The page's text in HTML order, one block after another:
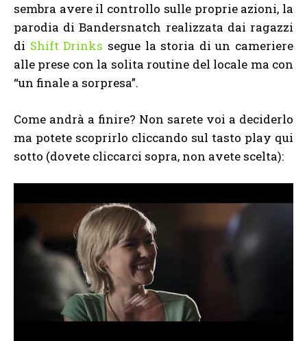
sembra avere il controllo sulle proprie azioni, la
parodia di Bandersnatch realizzata dai ragazzi
di Shift Drinks segue la storia di un cameriere
alle prese con la solita routine del locale ma con
“un finale a sorpresa”.
Come andrà a finire? Non sarete voi a deciderlo
ma potete scoprirlo cliccando sul tasto play qui
sotto (dovete cliccarci sopra, non avete scelta):